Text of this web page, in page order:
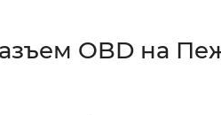
OBD на